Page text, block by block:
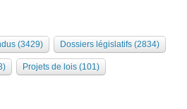
(3429) Dossiers législatifs (2834)
Projets de lois (101)